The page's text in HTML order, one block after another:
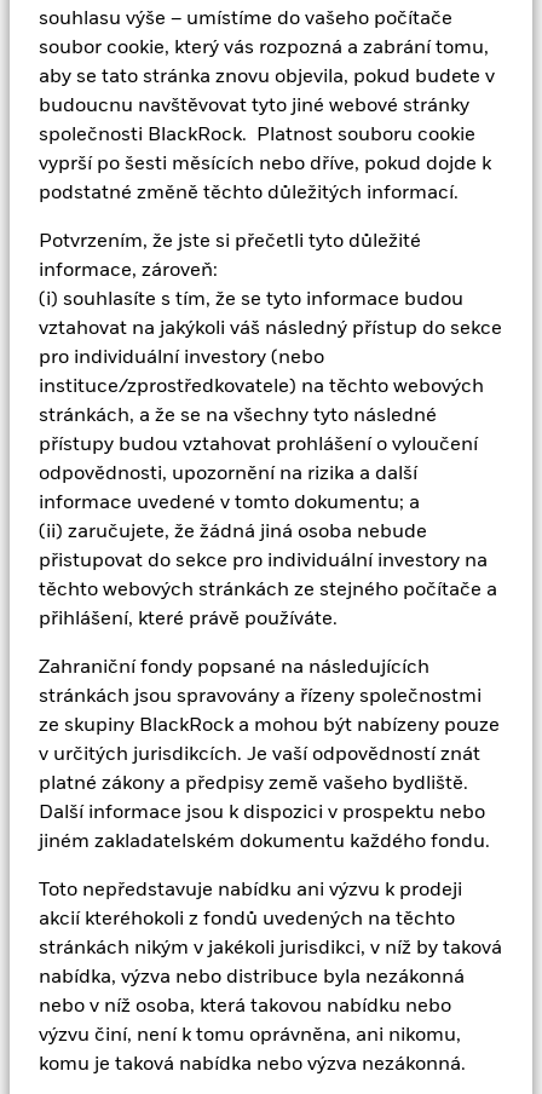
souhlasu výše – umístíme do vašeho počítače
soubor cookie, který vás rozpozná a zabrání tomu,
aby se tato stránka znovu objevila, pokud budete v
budoucnu navštěvovat tyto jiné webové stránky
společnosti BlackRock. Platnost souboru cookie
vyprší po šesti měsících nebo dříve, pokud dojde k
podstatné změně těchto důležitých informací.
Potvrzením, že jste si přečetli tyto důležité
informace, zároveň:
(i) souhlasíte s tím, že se tyto informace budou
vztahovat na jakýkoli váš následný přístup do sekce
pro individuální investory (nebo
instituce/zprostředkovatele) na těchto webových
stránkách, a že se na všechny tyto následné
přístupy budou vztahovat prohlášení o vyloučení
odpovědnosti, upozornění na rizika a další
informace uvedené v tomto dokumentu; a
(ii) zaručujete, že žádná jiná osoba nebude
přistupovat do sekce pro individuální investory na
těchto webových stránkách ze stejného počítače a
přihlášení, které právě používáte.
Zahraniční fondy popsané na následujících
stránkách jsou spravovány a řízeny společnostmi
ze skupiny BlackRock a mohou být nabízeny pouze
v určitých jurisdikcích. Je vaší odpovědností znát
platné zákony a předpisy země vašeho bydliště.
Další informace jsou k dispozici v prospektu nebo
jiném zakladatelském dokumentu každého fondu.
Toto nepředstavuje nabídku ani výzvu k prodeji
akcií kteréhokoli z fondů uvedených na těchto
stránkách nikým v jakékoli jurisdikci, v níž by taková
nabídka, výzva nebo distribuce byla nezákonná
nebo v níž osoba, která takovou nabídku nebo
výzvu činí, není k tomu oprávněna, ani nikomu,
komu je taková nabídka nebo výzva nezákonná.
přihlášení, které právě používáte.
Zahraniční fondy popsané na následujících stránkách
jsou spravovány a řízeny společnostmi ze skupiny
BlackRock a mohou být nabízeny pouze v určitých
jurisdikcích. Je vaší odpovědností znát platné zákony a
dispozici v prospektu nebo jiném zakladatelském
dokumentu každého fondu.
Toto nepředstavuje nabídku ani výzvu k prodeji akcií
kteréhokoli z fondů uvedených na těchto stránkách
nikým v jakékoli jurisdikci, v níž by taková nabídka,
výzva nebo distribuce byla nezákonná nebo v níž
osoba, která takovou nabídku nebo výzvu činí, není k
tomu oprávněna, ani nikomu, komu je taková nabídka
nebo výzva nezákonná.
Konkrétně nejsou popsané fondy k dispozici pro
distribuci americkým investorům ani pro jejich
investice. Podílové listy / akcie nebudou registrovány
podle amerického zákona o cenných papírech z roku
1933, ve znění pozdějších předpisů („zákon o cenných
papírech“), a s výjimkou transakce, která neporušuje
zákon o cenných papírech ani žádné jiné platné
americké zákony o cenných papírech (mimo jiné
včetně jakýchkoli platných zákonů kteréhokoli ze států
USA), nesmějí být přímo ani nepřímo nabízeny nebo
jejich vlastnictví nebo v oblastech podléhajících jejich
jurisdikci nebo ve prospěch osob z USA.
Popsané fondy nebyly ani nebudou kvalifikovány pro
veřejnou distribuci v Kanadě, protože prospekt těchto
fondů nebyl předložen žádné komisi pro cenné papíry
ani regulačnímu orgánu v Kanadě ani v žádné její